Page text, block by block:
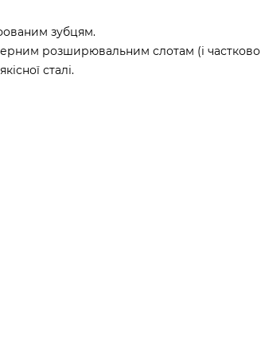
зубцям.
розширювальним слотам (і частково
сталі.